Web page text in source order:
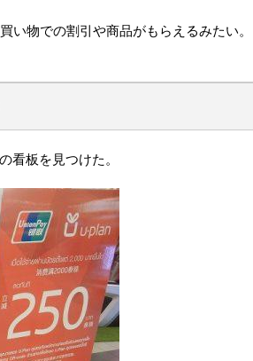
い物での割引や商品がもらえるみたい。
看板を見つけた。